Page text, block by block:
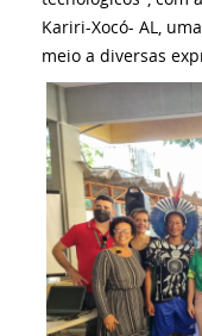
Kariri-Xocó- AL,
meio a diversas